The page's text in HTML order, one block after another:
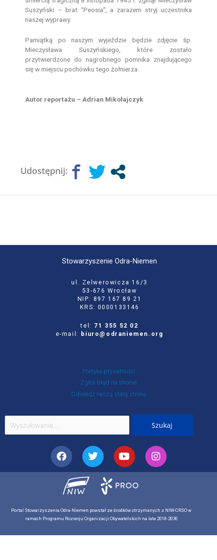
Suszyński – brat “Peosia”, a zarazem stryj uczestnika
naszej wyprawy.
Pamiątką po naszym wyjeździe będzie zdjęcie śp.
Mieczysława Suszyńskiego, które zostało
przytwierdzone do nagrobnego pomnika znajdującego
się w miejscu pochówku tego żołnierza.
Autor reportażu – Adrian Mikołajczyk
Udostępnij:
Stowarzyszenie Odra-Niemen
ul. Zelwerowicza 16/3
53-676 Wrocław
NIP: 897 167 89 21
KRS: 0000133146
tel: 71 355 52 02
e-mail:
biuro@odraniemen.org
Polityka prywatności
Zgłoś błąd na stronie
Odwiedź naszą starą stronę
Szukaj
dla:
FacebookTwitterYoutubeInstagram
Portal Stowarzyszenia Odra-Niemen powstał ze środków otrzymanych z NIW-CRSO w
ramach Programu Rozwoju Organizacji Obywatelskich na lata 2018-2030